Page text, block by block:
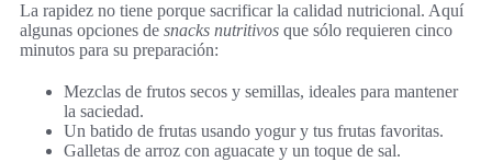
La rapidez no tiene porque sacrificar la calidad nutricional. Aquí
algunas opciones de snacks nutritivos que sólo requieren cinco
minutos para su preparación:
Mezclas de frutos secos y semillas, ideales para mantener
la saciedad.
Un batido de frutas usando yogur y tus frutas favoritas.
Galletas de arroz con aguacate y un toque de sal.